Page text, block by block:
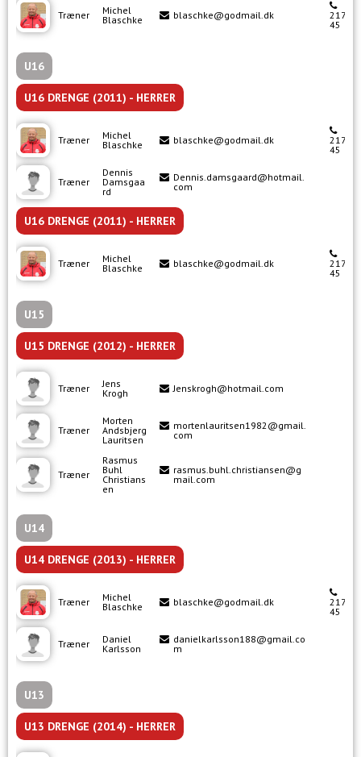
Træner
Michel
Blaschke
blaschke@godmail.dk
45
U16
U16 DRENGE (2011) - HERRER
Træner
Michel
Blaschke
blaschke@godmail.dk
45
Træner
Dennis
Damsgaa
rd
Dennis.damsgaard@hotmail.
com
U16 DRENGE (2011) - HERRER
Træner
Michel
Blaschke
blaschke@godmail.dk
45
U15
U15 DRENGE (2012) - HERRER
Træner
Jens
Krogh
Jenskrogh@hotmail.com
Træner
Morten
Andsbjerg
Lauritsen
mortenlauritsen1982@gmail.
com
Træner
Rasmus
Buhl
Christians
en
rasmus.buhl.christiansen@g
mail.com
U14
U14 DRENGE (2013) - HERRER
Træner
Michel
Blaschke
blaschke@godmail.dk
45
Træner
Daniel
Karlsson
danielkarlsson188@gmail.co
m
U13
U13 DRENGE (2014) - HERRER